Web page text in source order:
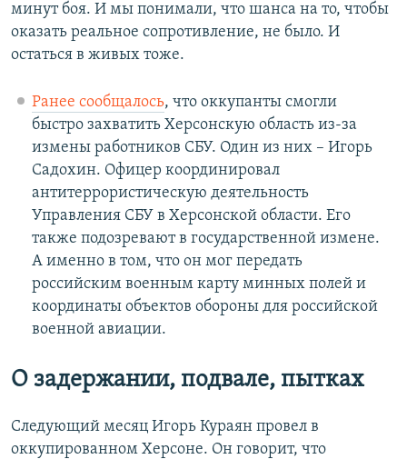
минут боя. И мы понимали, что шанса на то, чтобы
оказать реальное сопротивление, не было. И
остаться в живых тоже.
Ранее сообщалось, что оккупанты смогли
быстро захватить Херсонскую область из-за
измены работников СБУ. Один из них – Игорь
Садохин. Офицер координировал
антитеррористическую деятельность
Управления СБУ в Херсонской области. Его
также подозревают в государственной измене.
А именно в том, что он мог передать
российским военным карту минных полей и
координаты объектов обороны для российской
военной авиации.
О задержании, подвале, пытках
Следующий месяц Игорь Кураян провел в
оккупированном Херсоне. Он говорит, что